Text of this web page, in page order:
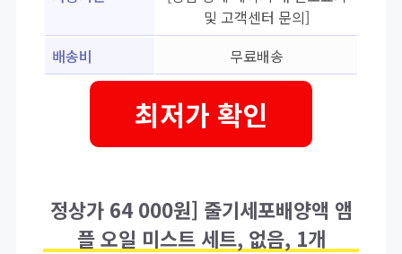
및 고객센터 문의]
배송비
무료배송
최저가 확인
정상가 64 000원] 줄기세포배양액 앰
플 오일 미스트 세트, 없음, 1개